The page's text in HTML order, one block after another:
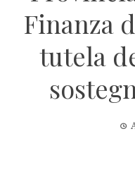
Finanza
tutela